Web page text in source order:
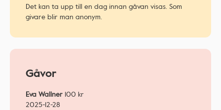
Det kan ta upp till en dag innan gåvan visas. Som
givare blir man anonym.
Gåvor
Eva Wallner 100 kr
2025-12-28